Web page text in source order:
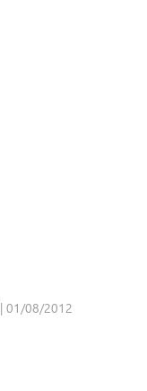
| 01/08/2012